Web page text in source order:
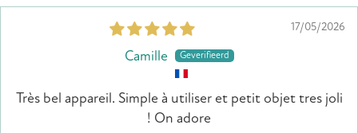
17/05/2026
Camille
Très bel appareil. Simple à utiliser et petit objet tres joli
! On adore